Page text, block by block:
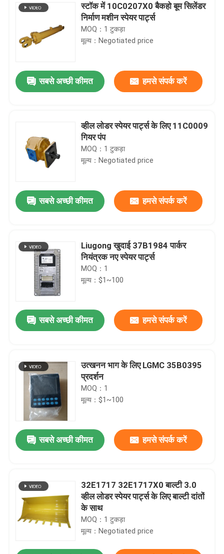
स्टॉक में 10C0207X0 बैकहो बूम सिलेंडर
निर्माण मशीन स्पेयर पार्ट्स
MOQ：1 टुकड़ा
मूल्य：Negotiated price
सबसे अच्छी कीमत हमसे संपर्क करें
व्हील लोडर स्पेयर पार्ट्स के लिए 11C0009
गियर पंप
MOQ：1 टुकड़ा
मूल्य：Negotiated price
सबसे अच्छी कीमत हमसे संपर्क करें
Liugong खुदाई 37B1984 पार्कर
नियंत्रक नए स्पेयर पार्ट्स
MOQ：1
मूल्य：$1~100
सबसे अच्छी कीमत हमसे संपर्क करें
उत्खनन भाग के लिए LGMC 35B0395
प्रदर्शन
MOQ：1
मूल्य：$1~100
सबसे अच्छी कीमत हमसे संपर्क करें
32E1717 32E1717X0 बाल्टी 3.0
व्हील लोडर स्पेयर पार्ट्स के लिए बाल्टी दांतों
के साथ
MOQ：1 टुकड़ा
मूल्य：Negotiated price